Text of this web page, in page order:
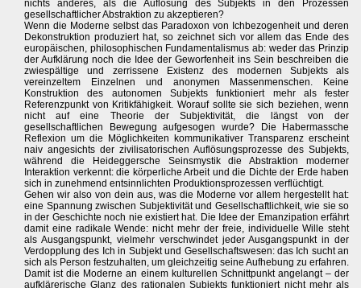
nichts anderes, als die Auflösung des Subjekts in den Prozessen
gesellschaftlicher Abstraktion zu akzeptieren?
Wenn die Moderne selbst das Paradoxon von Ichbezogenheit und deren
Dekonstruktion produziert hat, so zeichnet sich vor allem das Ende des
europäischen, philosophischen Fundamentalismus ab: weder das Prinzip
der Aufklärung noch die Idee der Geworfenheit ins Sein beschreiben die
zwiespältige und zerrissene Existenz des modernen Subjekts als
vereinzeltem Einzelnen und anonymen Massenmenschen. Keine
Konstruktion des autonomen Subjekts funktioniert mehr als fester
Referenzpunkt von Kritikfähigkeit. Worauf sollte sie sich beziehen, wenn
nicht auf eine Theorie der Subjektivität, die längst von der
gesellschaftlichen Bewegung aufgesogen wurde? Die Habermassche
Reflexion um die Möglichkeiten kommunikativer Transparenz erscheint
naiv angesichts der zivilisatorischen Auflösungsprozesse des Subjekts,
während die Heideggersche Seinsmystik die Abstraktion moderner
Interaktion verkennt: die körperliche Arbeit und die Dichte der Erde haben
sich in zunehmend entsinnlichten Produktionsprozessen verflüchtigt.
Gehen wir also von dein aus, was die Moderne vor allem hergestellt hat:
eine Spannung zwischen Subjektivität und Gesellschaftlichkeit, wie sie so
in der Geschichte noch nie existiert hat. Die Idee der Emanzipation erfährt
damit eine radikale Wende: nicht mehr der freie, individuelle Wille steht
als Ausgangspunkt, vielmehr verschwindet jeder Ausgangspunkt in der
Verdopplung des Ich in Subjekt und Gesellschaftswesen: das Ich sucht an
sich als Person festzuhalten, um gleichzeitig seine Aufhebung zu erfahren.
Damit ist die Moderne an einem kulturellen Schnittpunkt angelangt – der
aufklärerische Glanz des rationalen Subjekts funktioniert nicht mehr als